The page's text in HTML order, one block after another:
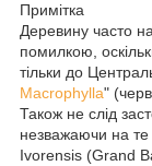
Примітка
Деревину часто
помилкою,
тільки до
Macrophylla"
Також не слід
незважаючи на
Ivorensis (Grand